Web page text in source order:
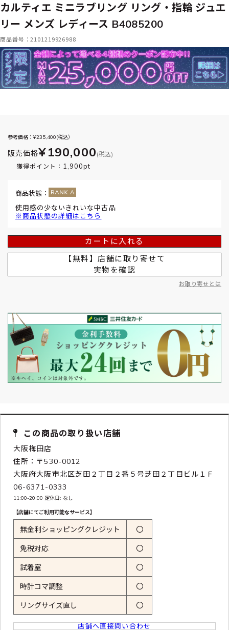
カルティエ ミニラブリング リング・指輪 ジュエ
リー メンズ レディース B4085200
商品番号：2101219926988
参考価格：¥235,400(税込）
販売価格¥190,000 (税込)
獲得ポイント： 1,900pt
商品状態：
使用感の少ないきれいな中古品
※商品状態の詳細はこちら
カートに入れる
【無料】店舗に取り寄せて
実物を確認
お取り寄せとは
この商品の取り扱い店舗
大阪梅田店
住所：〒530-0012
大阪府大阪市北区芝田２丁目２番５号芝田２丁目ビル１Ｆ
06-6371-0333
11:00-20:00 定休日: なし
【店舗にてご利用可能なサービス】
無金利ショッピングクレジット 〇
免税対応 〇
試着室 〇
時計コマ調整 〇
リングサイズ直し 〇
店舗へ直接問い合わせ